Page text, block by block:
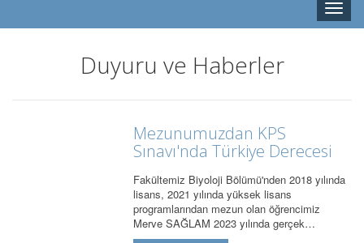
Toggle
Duyuru ve Haberler
Mezunumuzdan KPS
Sınavı'nda Türkiye Derecesi
Fakültemiz Biyoloji Bölümü'nden 2018 yılında
lisans, 2021 yılında yüksek lisans
programlarından mezun olan öğrencimiz
Merve SAĞLAM 2023 yılında gerçek…